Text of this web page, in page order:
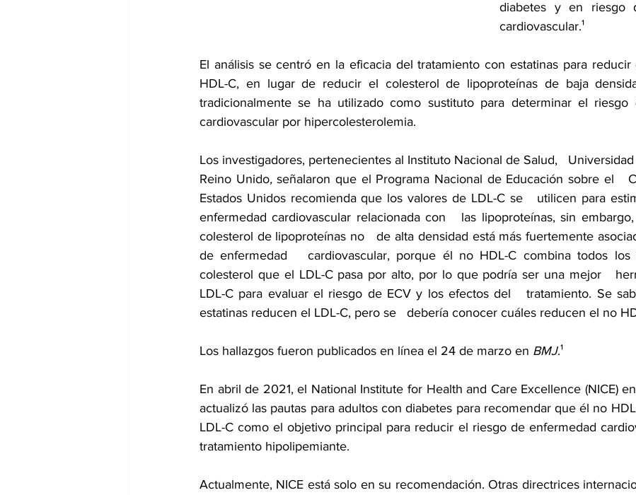
diabetes y en riesgo
cardiovascular.¹
El análisis se centró en la eficacia del tratamiento con estatinas para
HDL-C, en lugar de reducir el colesterol de lipoproteínas de baja
tradicionalmente se ha utilizado como sustituto para determinar el riesgo
cardiovascular por hipercolesterolemia.
Los investigadores, pertenecientes al Instituto Nacional de Salud,
Reino Unido, señalaron que el Programa Nacional de Educación sobre el
Estados Unidos recomienda que los valores de LDL-C se   utilicen para
enfermedad cardiovascular relacionada con   las lipoproteínas, sin
colesterol de lipoproteínas no   de alta densidad está más fuertemente
de enfermedad   cardiovascular, porque él no HDL-C combina todos
colesterol que el LDL-C pasa por alto, por lo que podría ser una mejor
LDL-C para evaluar el riesgo de ECV y los efectos del   tratamiento. Se
estatinas reducen el LDL-C, pero se   debería conocer cuáles reducen el no
Los hallazgos fueron publicados en línea el 24 de marzo en BMJ.¹
En abril de 2021, el National Institute for Health and Care Excellence (NICE)
actualizó las pautas para adultos con diabetes para recomendar que él no
LDL-C como el objetivo principal para reducir el riesgo de enfermedad
tratamiento hipolipemiante.
Actualmente, NICE está solo en su recomendación. Otras directrices